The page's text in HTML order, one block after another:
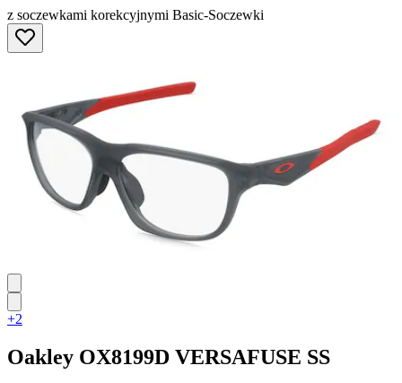
z soczewkami korekcyjnymi Basic-Soczewki
+2
Oakley OX8199D VERSAFUSE SS